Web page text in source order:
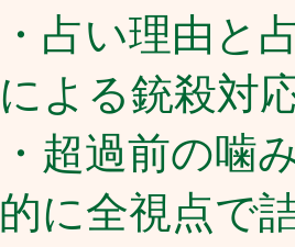
・占い理由と
による銃殺対
・超過前の噛
的に全視点で